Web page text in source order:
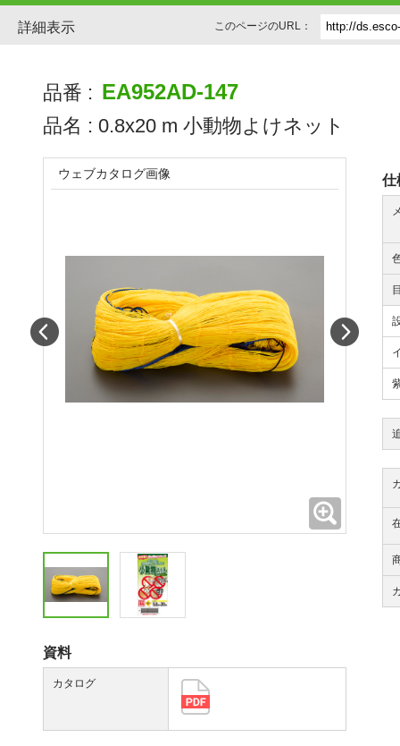
詳細表示 このページのURL：
品番 : EA952AD-147
品名 : 0.8x20 m 小動物よけネット
仕
ウェブカタログ画像
資料
カタログ